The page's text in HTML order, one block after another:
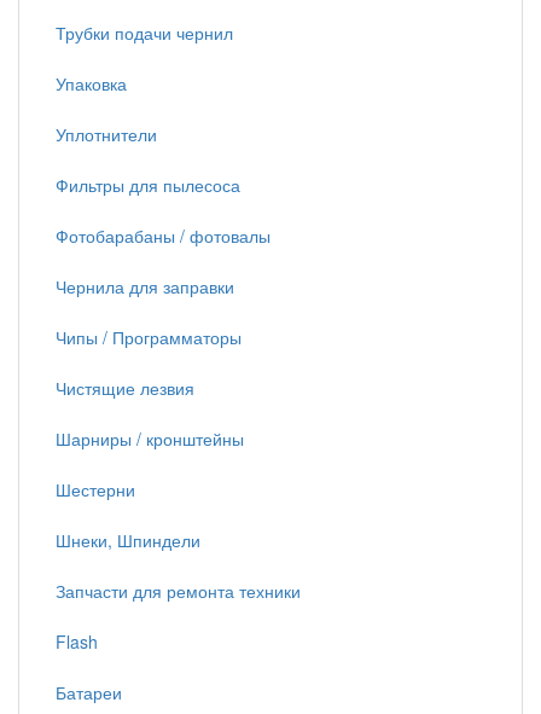
Трубки подачи чернил
Упаковка
Уплотнители
Фильтры для пылесоса
Фотобарабаны / фотовалы
Чернила для заправки
Чипы / Программаторы
Чистящие лезвия
Шарниры / кронштейны
Шестерни
Шнеки, Шпиндели
Запчасти для ремонта техники
Flash
Батареи